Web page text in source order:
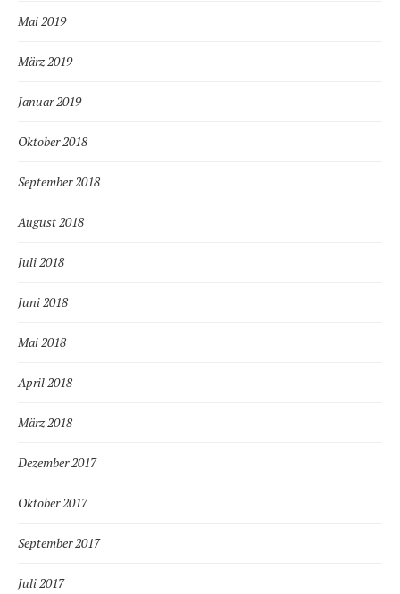
Mai 2019
März 2019
Januar 2019
Oktober 2018
September 2018
August 2018
Juli 2018
Juni 2018
Mai 2018
April 2018
März 2018
Dezember 2017
Oktober 2017
September 2017
Juli 2017